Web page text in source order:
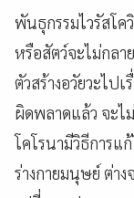
พันธุกรรมไวรัสโค
หรือสัตว์จะไม่กลา
ตัวสร้างอวัยวะไปเ
ผิดพลาดแล้ว จะไ
โคโรนามีวิธีการแ
ร่างกายมนุษย์ ต่าง